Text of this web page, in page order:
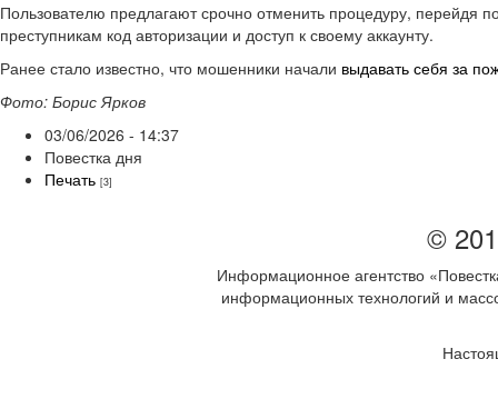
Пользователю предлагают срочно отменить процедуру, перейдя
преступникам код авторизации и доступ к своему аккаунту.
Ранее стало известно, что мошенники начали выдавать себя за
Фото: Борис Ярков
03/06/2026 - 14:37
Повестка дня
Печать [3]
©
Информационное агентство
информационных технологий и